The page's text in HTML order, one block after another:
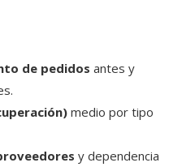
de pedidos antes y
medio por tipo
y dependencia